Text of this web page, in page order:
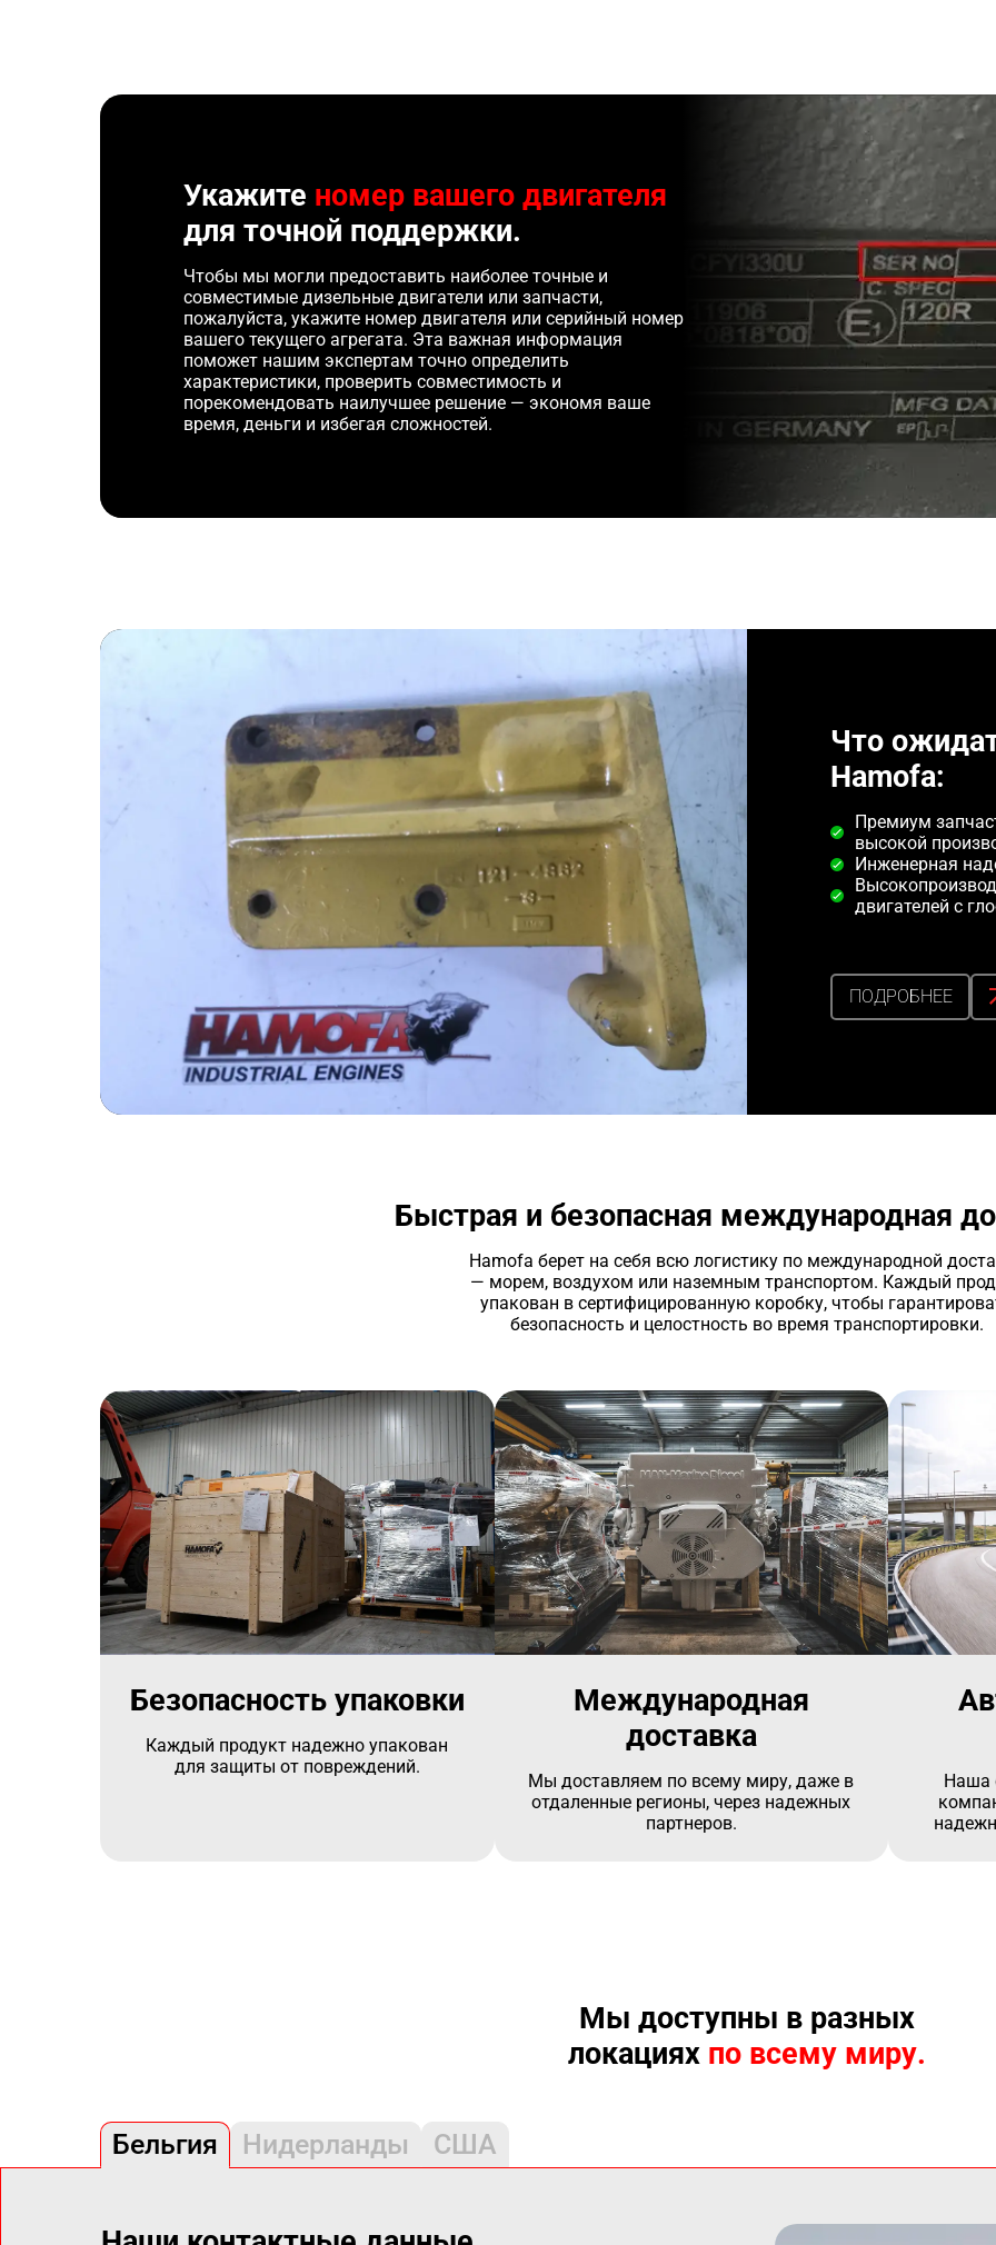
Укажите номер вашего двигателя
для точной поддержки.
Чтобы мы могли предоставить наиболее точные и
совместимые дизельные двигатели или запчасти,
пожалуйста, укажите номер двигателя или серийный номер
вашего текущего агрегата. Эта важная информация
поможет нашим экспертам точно определить
характеристики, проверить совместимость и
порекомендовать наилучшее решение — экономя ваше
время, деньги и избегая сложностей.
Что
Hamofa:
Премиум
высокой
Инженерная
двигателей с
ПОДРОБНЕЕ
Быстрая и безопасная международная
Hamofa берет на себя всю логистику по международной
— морем, воздухом или наземным транспортом. Каждый
упакован в сертифицированную коробку, чтобы
безопасность и целостность во время транспортировки.
Безопасность упаковки
Каждый продукт надежно упакован
для защиты от повреждений.
Международная
доставка
Мы доставляем по всему миру, даже в
отдаленные регионы, через надежных
партнеров.
Наша
Мы доступны в разных
локациях по всему миру.
Бельгия Нидерланды США